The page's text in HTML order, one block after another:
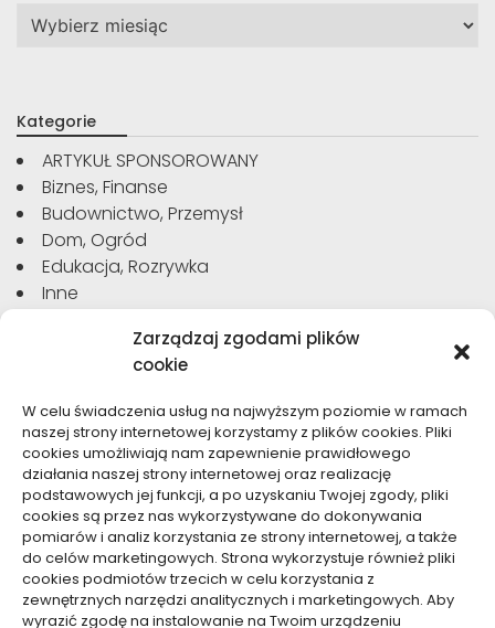
Zarządzaj zgodami plików
cookie
W celu świadczenia usług na najwyższym poziomie w ramach
naszej strony internetowej korzystamy z plików cookies. Pliki
cookies umożliwiają nam zapewnienie prawidłowego
działania naszej strony internetowej oraz realizację
podstawowych jej funkcji, a po uzyskaniu Twojej zgody, pliki
cookies są przez nas wykorzystywane do dokonywania
pomiarów i analiz korzystania ze strony internetowej, a także
do celów marketingowych. Strona wykorzystuje również pliki
cookies podmiotów trzecich w celu korzystania z
zewnętrznych narzędzi analitycznych i marketingowych. Aby
wyrazić zgodę na instalowanie na Twoim urządzeniu
Archiwa
Kategorie
ARTYKUŁ SPONSOROWANY
Biznes, Finanse
Budownictwo, Przemysł
Dom, Ogród
Edukacja, Rozrywka
Inne
Motoryzacja, Transport
Sport, Turystyka
Technologie
Usługi
Zdrowie, Medycyna
Dolącz do nas
Lubisz pisać teksty i chciałbyś się podzielić swoją